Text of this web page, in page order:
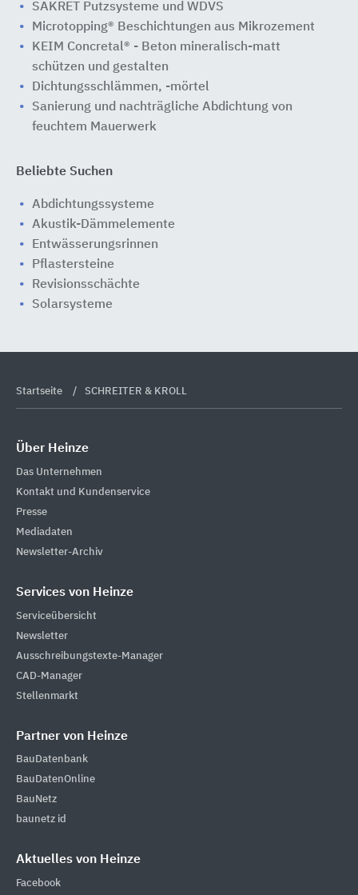
SAKRET Putzsysteme und WDVS
Microtopping® Beschichtungen aus Mikrozement
KEIM Concretal® - Beton mineralisch-matt
schützen und gestalten
Dichtungsschlämmen, -mörtel
Sanierung und nachträgliche Abdichtung von
feuchtem Mauerwerk
Beliebte Suchen
Abdichtungssysteme
Akustik-Dämmelemente
Entwässerungsrinnen
Pflastersteine
Revisionsschächte
Solarsysteme
Startseite SCHREITER & KROLL
Über Heinze
Das Unternehmen
Kontakt und Kundenservice
Presse
Mediadaten
Newsletter-Archiv
Services von Heinze
Serviceübersicht
Newsletter
Ausschreibungstexte-Manager
CAD-Manager
Stellenmarkt
Partner von Heinze
BauDatenbank
BauDatenOnline
BauNetz
baunetz id
Aktuelles von Heinze
Facebook